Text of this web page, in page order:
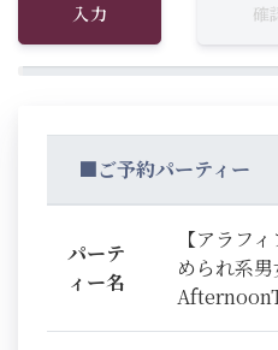
入力 確
■ご予約パーティー
パーテ
ィー名
【アラフ
められ系